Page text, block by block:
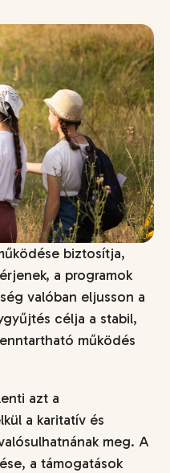
biztosítja,
a programok
valóban eljusson a
célja a stabil,
működés
azt a
a karitatív és
meg. A
a támogatások